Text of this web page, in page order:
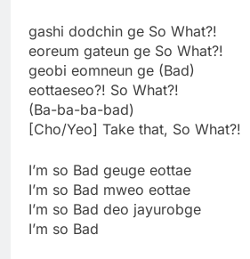
gashi dodchin ge So What?!
eoreum gateun ge So What?!
geobi eomneun ge (Bad)
eottaeseo?! So What?!
(Ba-ba-ba-bad)
[Cho/Yeo] Take that, So What?!
I’m so Bad geuge eottae
I’m so Bad mweo eottae
I’m so Bad deo jayurobge
I’m so Bad